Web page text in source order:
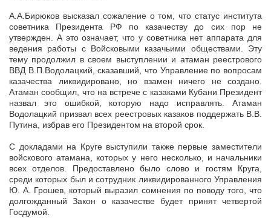
А.А.Бирюков высказал сожаление о том, что статус института
советника Президента РФ по казачеству до сих пор не
утвержден. А это означает, что у советника нет аппарата для
ведения работы с Войсковыми казачьими обществами. Эту
тему продолжил в своем выступлении и атаман реестрового
ВВД В.П.Водолацкий, сказавший, что Управление по вопросам
казачества ликвидировано, но взамен ничего не создано.
Атаман сообщил, что на встрече с казаками Кубани Президент
назвал это ошибкой, которую надо исправлять. Атаман
Водолацкий призвал всех реестровых казаков поддержать В.В.
Путина, избрав его Президентом на второй срок.
С докладами на Круге выступили также первые заместители
войскового атамана, которых у него несколько, и начальники
всех отделов. Предоставлено было слово и гостям Круга,
среди которых был и сотрудник ликвидированного Управления
Ю. А. Грошев, который выразил сомнения по поводу того, что
долгожданный Закон о казачестве будет принят четвертой
Госдумой.